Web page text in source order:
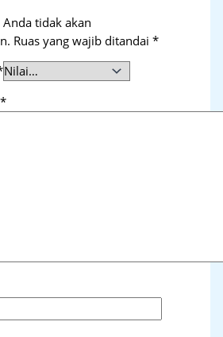
tidak akan
Ruas yang wajib ditandai*
*